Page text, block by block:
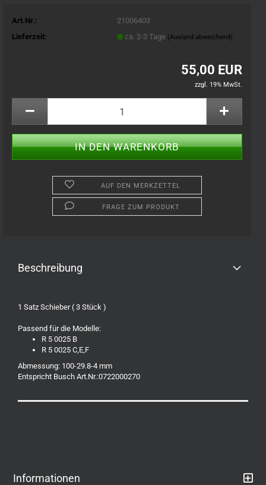
Art.Nr.:
21006403
Lieferzeit:
ca. 2-3 Tage (Ausland abweichend)
55,00 EUR
zzgl. 19% MwSt.
AUF DEN MERKZETTEL
FRAGE ZUM PRODUKT
Beschreibung
1 Satz Schieber ( 3 Stück )
Passend für die Modelle:
R 5 0025 B
R 5 0025 C,E,F
Abmessung: 100-29.8-4 mm
Entspricht Busch Art.Nr.:0722000270
Informationen